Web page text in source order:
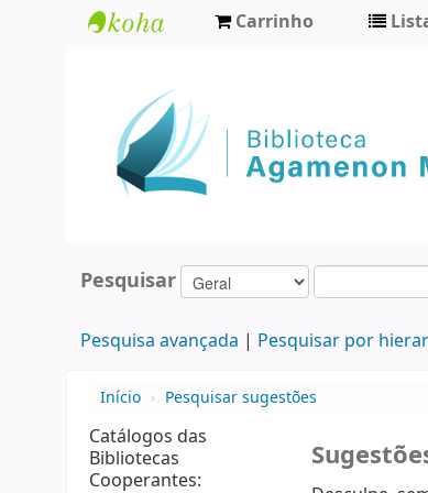
Agamenon
Magalhães
Carrinho
Pesquisar
Pesquisa avançada Pesquisar por
Início › Pesquisar sugestões
Catálogos das
Bibliotecas
Cooperantes: